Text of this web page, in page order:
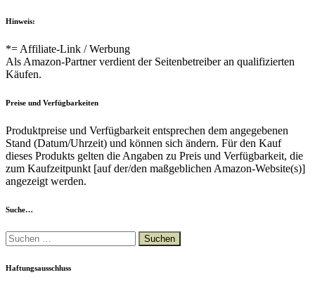
Hinweis:
*= Affiliate-Link / Werbung
Als Amazon-Partner verdient der Seitenbetreiber an qualifizierten
Käufen.
Preise und Verfügbarkeiten
Produktpreise und Verfügbarkeit entsprechen dem angegebenen
Stand (Datum/Uhrzeit) und können sich ändern. Für den Kauf
dieses Produkts gelten die Angaben zu Preis und Verfügbarkeit, die
zum Kaufzeitpunkt [auf der/den maßgeblichen Amazon-Website(s)]
angezeigt werden.
Suche…
Suchen
nach:
Haftungsausschluss